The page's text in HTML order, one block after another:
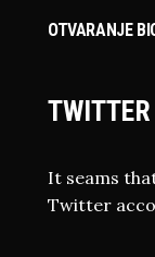
OTVARANJE
TWITTER
It seams
Twitter